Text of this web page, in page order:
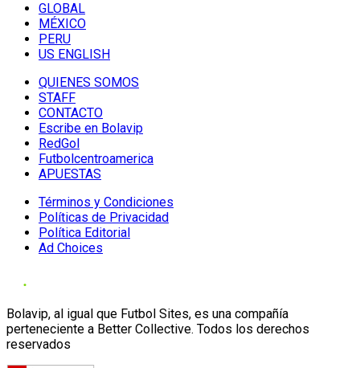
GLOBAL
MÉXICO
PERU
US ENGLISH
QUIENES SOMOS
STAFF
CONTACTO
Escribe en Bolavip
RedGol
Futbolcentroamerica
APUESTAS
Términos y Condiciones
Políticas de Privacidad
Política Editorial
Ad Choices
Bolavip, al igual que Futbol Sites, es una compañía
perteneciente a Better Collective. Todos los derechos
reservados